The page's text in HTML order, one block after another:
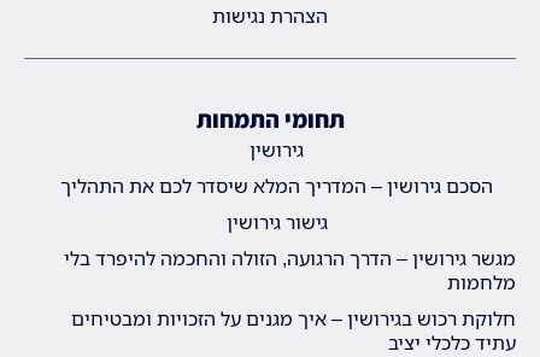
הצהרת נגישות
תחומי התמחות
גירושין
הסכם גירושין – המדריך המלא שיסדר לכם את התהליך
גישור גירושין
מגשר גירושין – הדרך הרגועה, הזולה והחכמה להיפרד בלי
מלחמות
חלוקת רכוש בגירושין – איך מגנים על הזכויות ומבטיחים
עתיד כלכלי יציב